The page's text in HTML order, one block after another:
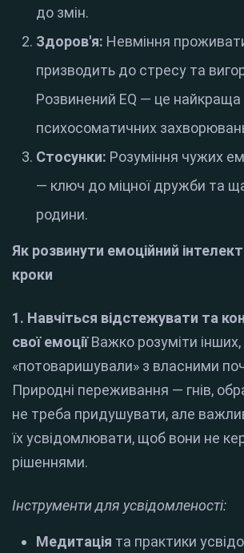
до змін.
Здоров'я: Невміння
призводить до стресу та
Розвинений EQ — це найкраща
психосоматичних
Стосунки: Розуміння чужих
— ключ до міцної дружби та
родини.
Як розвинути емоційний
кроки
1. Навчіться відстежувати та
свої емоціїВажко розуміти
«потоваришували» з власними
Природні переживання — гнів,
не треба придушувати, але
їх усвідомлювати, щоб вони не
рішеннями.
Інструменти для усвідомленості:
Медитація та практики